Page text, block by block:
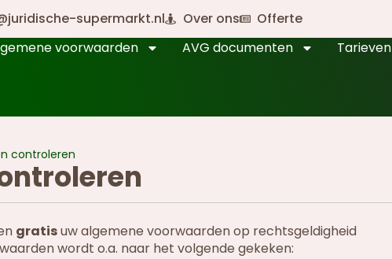
supermarkt.nl Over ons
Offerte
voorwaarden AVG documenten Tarieven
controleren
gratisuw algemene voorwaarden op rechtsgeldigheid
wordt o.a. naar het volgende gekeken: